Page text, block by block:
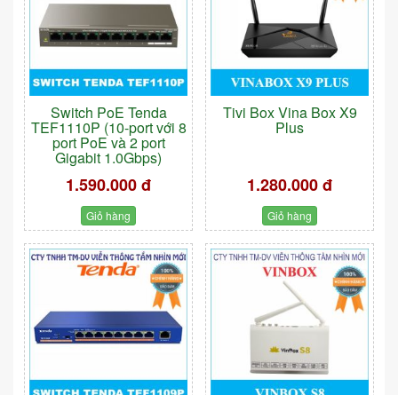
Switch PoE Tenda
TEF1110P (10-port với 8
port PoE và 2 port
Gigabit 1.0Gbps)
1.590.000 đ
Giỏ hàng
Tivi Box Vina Box X9
Plus
1.280.000 đ
Giỏ hàng